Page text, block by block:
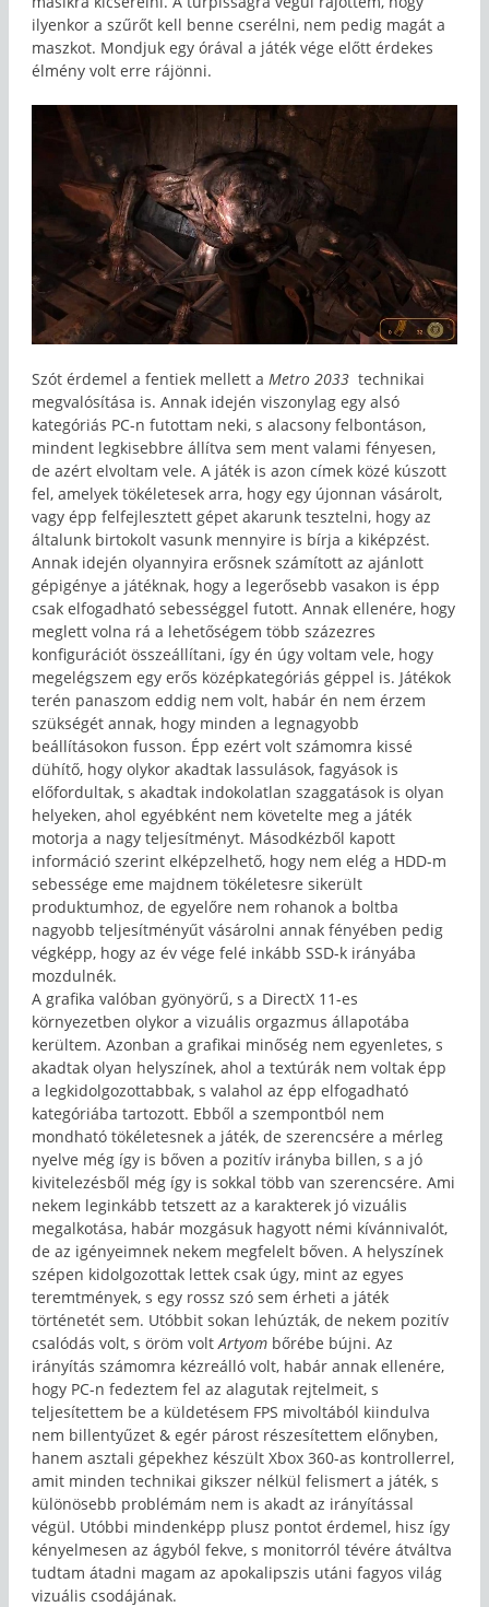
ilyenkor a szűrőt kell benne cserélni, nem pedig magát a
maszkot. Mondjuk egy órával a játék vége előtt érdekes
élmény volt erre rájönni.
Szót érdemel a fentiek mellett a Metro 2033 technikai
megvalósítása is. Annak idején viszonylag egy alsó
kategóriás PC-n futottam neki, s alacsony felbontáson,
mindent legkisebbre állítva sem ment valami fényesen,
de azért elvoltam vele. A játék is azon címek közé kúszott
fel, amelyek tökéletesek arra, hogy egy újonnan vásárolt,
vagy épp felfejlesztett gépet akarunk tesztelni, hogy az
általunk birtokolt vasunk mennyire is bírja a kiképzést.
Annak idején olyannyira erősnek számított az ajánlott
gépigénye a játéknak, hogy a legerősebb vasakon is épp
csak elfogadható sebességgel futott. Annak ellenére, hogy
meglett volna rá a lehetőségem több százezres
konfigurációt összeállítani, így én úgy voltam vele, hogy
megelégszem egy erős középkategóriás géppel is. Játékok
terén panaszom eddig nem volt, habár én nem érzem
szükségét annak, hogy minden a legnagyobb
beállításokon fusson. Épp ezért volt számomra kissé
dühítő, hogy olykor akadtak lassulások, fagyások is
előfordultak, s akadtak indokolatlan szaggatások is olyan
helyeken, ahol egyébként nem követelte meg a játék
motorja a nagy teljesítményt. Másodkézből kapott
információ szerint elképzelhető, hogy nem elég a HDD-m
sebessége eme majdnem tökéletesre sikerült
produktumhoz, de egyelőre nem rohanok a boltba
nagyobb teljesítményűt vásárolni annak fényében pedig
végképp, hogy az év vége felé inkább SSD-k irányába
mozdulnék.
A grafika valóban gyönyörű, s a DirectX 11-es
környezetben olykor a vizuális orgazmus állapotába
kerültem. Azonban a grafikai minőség nem egyenletes, s
akadtak olyan helyszínek, ahol a textúrák nem voltak épp
a legkidolgozottabbak, s valahol az épp elfogadható
kategóriába tartozott. Ebből a szempontból nem
mondható tökéletesnek a játék, de szerencsére a mérleg
nyelve még így is bőven a pozitív irányba billen, s a jó
kivitelezésből még így is sokkal több van szerencsére. Ami
nekem leginkább tetszett az a karakterek jó vizuális
megalkotása, habár mozgásuk hagyott némi kívánnivalót,
de az igényeimnek nekem megfelelt bőven. A helyszínek
szépen kidolgozottak lettek csak úgy, mint az egyes
teremtmények, s egy rossz szó sem érheti a játék
történetét sem. Utóbbit sokan lehúzták, de nekem pozitív
csalódás volt, s öröm voltArtyom bőrébe bújni. Az
irányítás számomra kézreálló volt, habár annak ellenére,
hogy PC-n fedeztem fel az alagutak rejtelmeit, s
teljesítettem be a küldetésem FPS mivoltából kiindulva
nem billentyűzet & egér párost részesítettem előnyben,
hanem asztali gépekhez készült Xbox 360-as kontrollerrel,
amit minden technikai gikszer nélkül felismert a játék, s
különösebb problémám nem is akadt az irányítással
végül. Utóbbi mindenképp plusz pontot érdemel, hisz így
kényelmesen az ágyból fekve, s monitorról tévére átváltva
tudtam átadni magam az apokalipszis utáni fagyos világ
vizuális csodájának.